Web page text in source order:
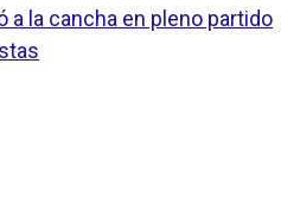
a la cancha en pleno partido